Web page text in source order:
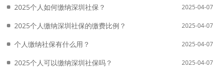
2025个人如何缴纳深圳社保？ 2025-04-07
2025个人缴纳深圳社保的缴费比例？ 2025-04-07
个人缴纳社保有什么用？ 2025-04-07
2025个人可以缴纳深圳社保吗？ 2025-04-07